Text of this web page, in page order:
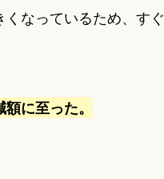
なっているため、すぐ
に至った。